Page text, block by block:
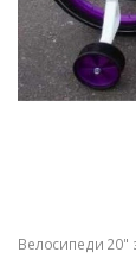
Велосипеди 20"